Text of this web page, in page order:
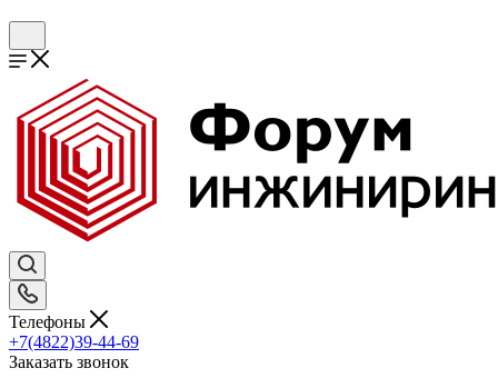
Телефоны
+7(4822)39-44-69
Заказать звонок